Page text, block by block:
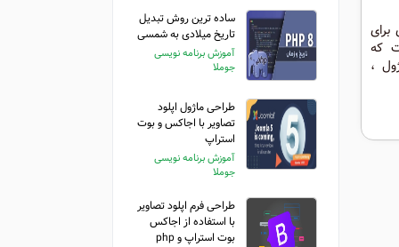
که
،
از
ساده ترین روش تبدیل
تاریخ میلادی به شمسی
آموزش برنامه نویسی
جوملا
طراحی ماژول اپلود
تصاویر با اجاکس و بوت
استراپ
آموزش برنامه نویسی
جوملا
طراحی فرم اپلود تصاویر
با استفاده از اجاکس
بوت استراپ و php